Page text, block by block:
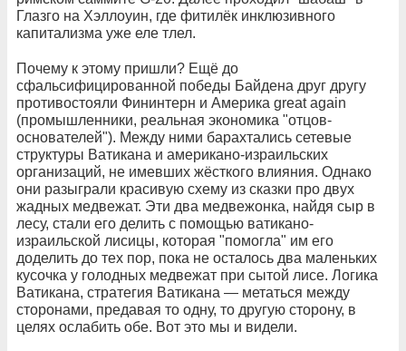
Глазго на Хэллоуин, где фитилёк инклюзивного
капитализма уже еле тлел.
Почему к этому пришли? Ещё до
сфальсифицированной победы Байдена друг другу
противостояли Фининтерн и Америка great again
(промышленники, реальная экономика "отцов-
основателей"). Между ними барахтались сетевые
структуры Ватикана и американо-израильских
организаций, не имевших жёсткого влияния. Однако
они разыграли красивую схему из сказки про двух
жадных медвежат. Эти два медвежонка, найдя сыр в
лесу, стали его делить с помощью ватикано-
израильской лисицы, которая "помогла" им его
доделить до тех пор, пока не осталось два маленьких
кусочка у голодных медвежат при сытой лисе. Логика
Ватикана, стратегия Ватикана — метаться между
сторонами, предавая то одну, то другую сторону, в
целях ослабить обе. Вот это мы и видели.